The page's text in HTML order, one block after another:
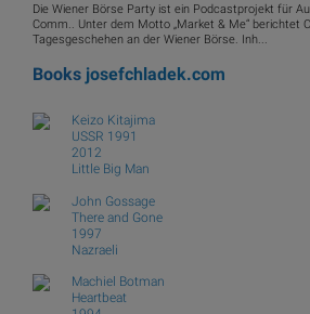
Die Wiener Börse Party ist ein Podcastprojekt für
Comm.. Unter dem Motto „Market & Me“ berichtet
Tagesgeschehen an der Wiener Börse. Inh...
Books josefchladek.com
Keizo Kitajima
USSR 1991
2012
Little Big Man
John Gossage
There and Gone
1997
Nazraeli
Machiel Botman
Heartbeat